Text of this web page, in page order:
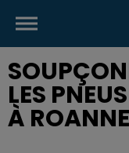
LES
À